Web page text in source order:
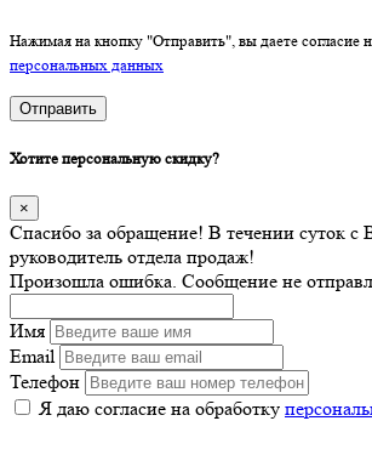
Нажимая на кнопку "Отправить", вы даете согласие
персональных данных
Отправить
Хотите персональную скидку?
×
Спасибо за обращение! В течении суток с
руководитель отдела продаж!
Произошла ошибка. Сообщение не
Имя
Email
Телефон
Я даю согласие на обработку